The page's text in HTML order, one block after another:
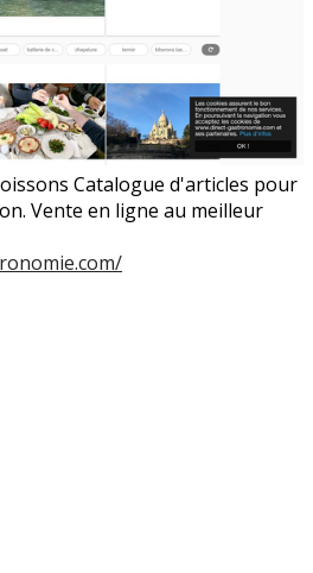
Catalogue d'articles pour
Vente en ligne au meilleur